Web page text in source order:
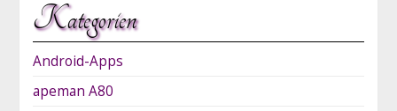
Kategorien
Android-Apps
apeman A80